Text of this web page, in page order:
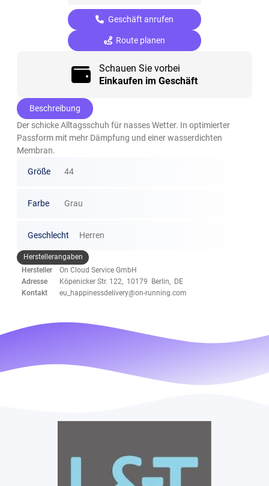
Geschäft anrufen
Route planen
Schauen Sie vorbei
Einkaufen im Geschäft
Beschreibung
Der schicke Alltagsschuh für nasses Wetter. In optimierter
Passform mit mehr Dämpfung und einer wasserdichten
Membran.
Größe 44
Farbe Grau
Geschlecht Herren
Herstellerangaben
Hersteller
On Cloud Service GmbH
Adresse
Köpenicker Str. 122, 10179 Berlin, DE
Kontakt
eu_happinessdelivery@on-running.com